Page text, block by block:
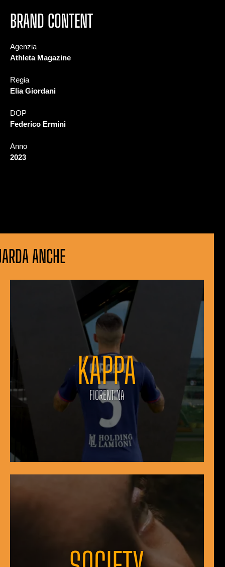
BRAND CONTENT
Agenzia
Athleta Magazine
Regia
Elia Giordani
DOP
Federico Ermini
Anno
2023
ANCHE
KAPPA
FIORENTINA